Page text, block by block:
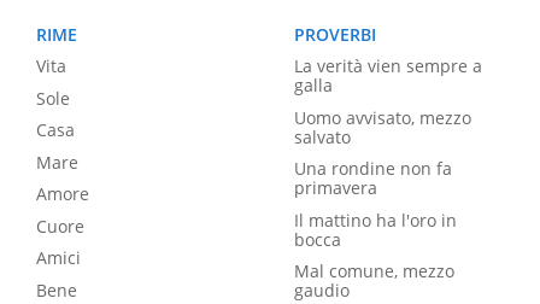
RIME
Vita
Sole
Casa
Mare
Amore
Cuore
Amici
Bene
PROVERBI
La verità vien sempre a
galla
Uomo avvisato, mezzo
salvato
Una rondine non fa
primavera
Il mattino ha l'oro in
bocca
Mal comune, mezzo
gaudio